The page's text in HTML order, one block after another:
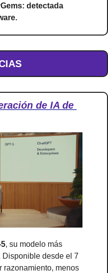
detectada
de IA de
, su modelo más
desde el 7
razonamiento, menos